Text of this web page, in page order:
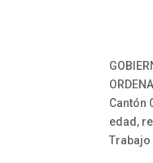
Cantón
edad,
Trabajo